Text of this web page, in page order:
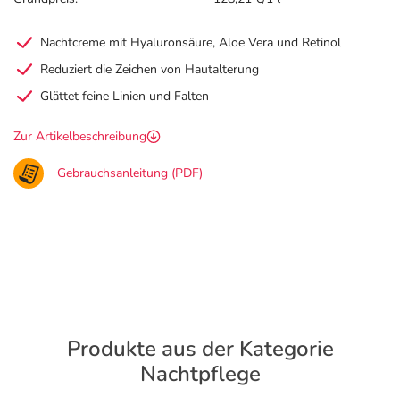
Nachtcreme mit Hyaluronsäure, Aloe Vera und Retinol
Reduziert die Zeichen von Hautalterung
Glättet feine Linien und Falten
Zur Artikelbeschreibung
Gebrauchsanleitung (PDF)
Produkte aus der Kategorie
Nachtpflege